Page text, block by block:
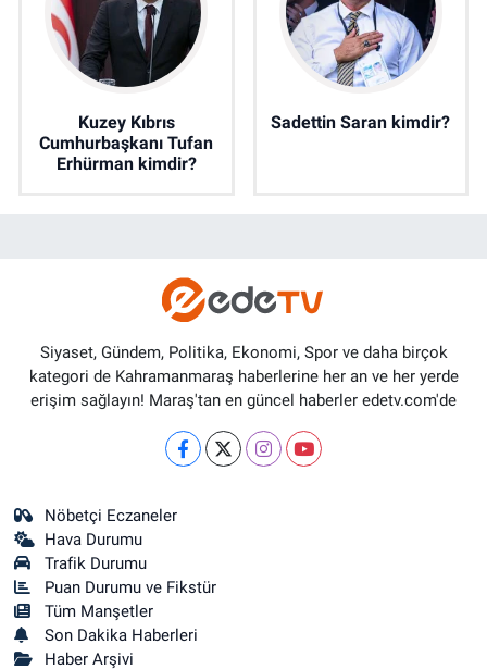
Kuzey Kıbrıs
Cumhurbaşkanı Tufan
Erhürman kimdir?
Sadettin Saran kimdir?
Siyaset, Gündem, Politika, Ekonomi, Spor ve daha birçok
kategori de Kahramanmaraş haberlerine her an ve her yerde
erişim sağlayın! Maraş'tan en güncel haberler edetv.com'de
Nöbetçi Eczaneler
Hava Durumu
Trafik Durumu
Puan Durumu ve Fikstür
Tüm Manşetler
Son Dakika Haberleri
Haber Arşivi